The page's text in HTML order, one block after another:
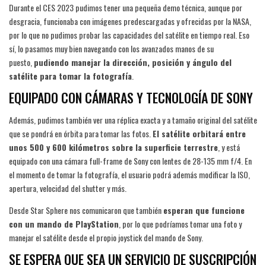
Durante el CES 2023 pudimos tener una pequeña demo técnica, aunque por
desgracia, funcionaba con imágenes predescargadas y ofrecidas por la NASA,
por lo que no pudimos probar las capacidades del satélite en tiempo real. Eso
sí, lo pasamos muy bien navegando con los avanzados manos de su
puesto, pudiendo manejar la dirección, posición y ángulo del
satélite para tomar la fotografía
EQUIPADO CON CÁMARAS Y TECNOLOGÍA DE SONY
Además, pudimos también ver una réplica exacta y a tamaño original del satélite
que se pondrá en órbita para tomar las fotos. El satélite orbitará entre
unos 500 y 600 kilómetros sobre la superficie terrestre , y está
equipado con una cámara full-frame de Sony con lentes de 28-135 mm f/4. En
el momento de tomar la fotografía, el usuario podrá además modificar la ISO,
apertura, velocidad del shutter y más.
Desde Star Sphere nos comunicaron que tambiénesperan que funcione
con un mando de PlayStation , por lo que podríamos tomar una foto y
manejar el satélite desde el propio joystick del mando de Sony.
SE ESPERA QUE SEA UN SERVICIO DE SUSCRIPCIÓN